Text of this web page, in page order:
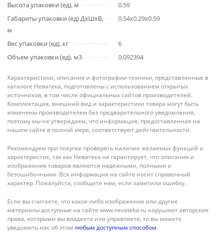
Высота упаковки (ед), м
0.59
Габариты упаковки (ед) ДхШхВ,
м
0.54x0.29x0.59
Вес упаковки (ед), кг
6
Объем упаковки (ед), м3
0.092394
Характеристики, описание и фотографии техники, представленные в
каталоге Неватека, подготовлены с использованием открытых
источников, в том числе официальных сайтов производителей.
Комплектация, внешний вид и характеристики товара могут быть
изменены производителем без предварительного уведомления,
поэтому мы не утверждаем, что информация, предоставленная на
нашем сайте в полной мере, соответствуют действительности.
Рекомендуем при покупке проверять наличие желаемых функций и
характеристик, так как Неватека не гарантирует, что описания и
изображения товаров являются надежными, полными и
безошибочными. Вся информация на сайте носит справочный
характер. Пожалуйста, сообщите нам, если заметили ошибку.
Если вы считаете, что какое-либо изображение или другие
материалы доступные на сайте www.nevateka.ru нарушают авторские
права, которыми вы владеете или управляете, то вы можете
уведомить нас об этом любым доступным способом.